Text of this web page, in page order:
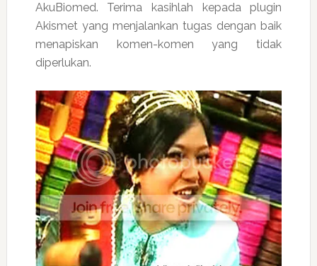
AkuBiomed. Terima kasihlah kepada plugin
Akismet yang menjalankan tugas dengan baik
menapiskan komen-komen yang tidak
diperlukan.